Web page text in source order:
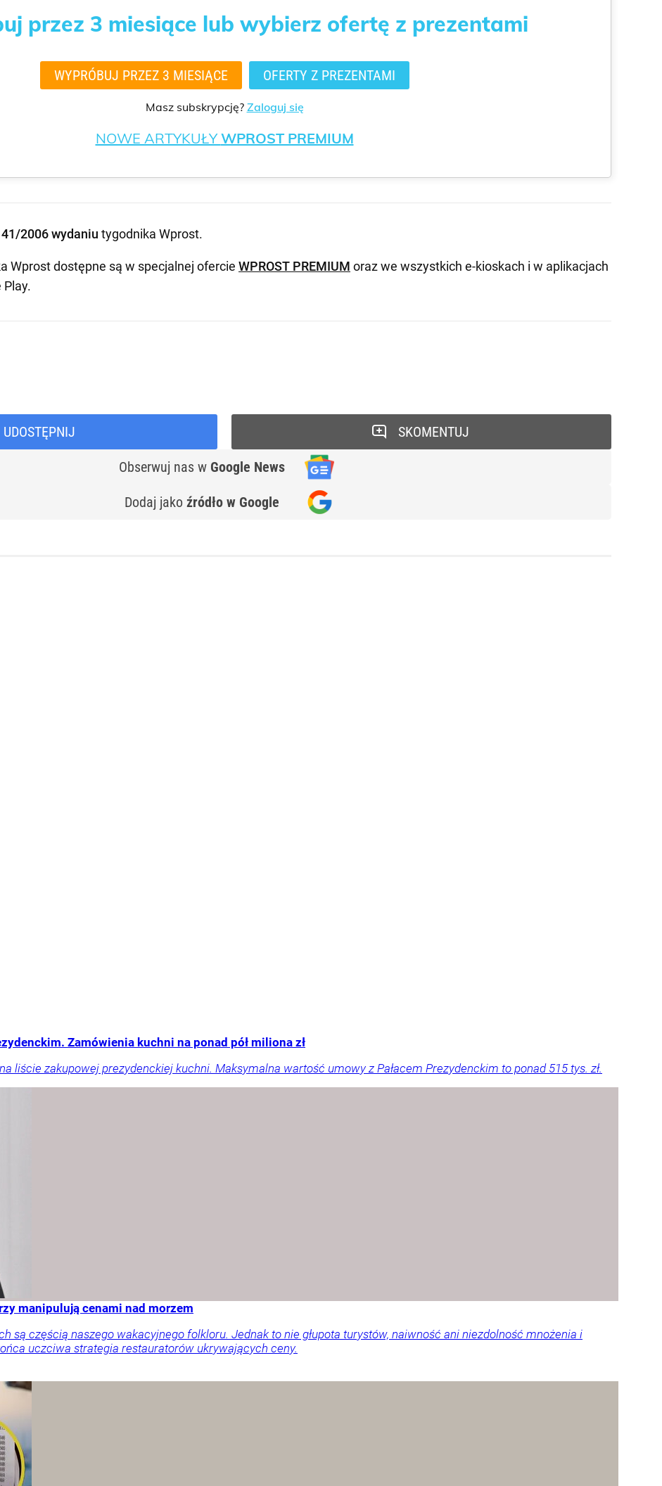
przez 3 miesiące lub wybierz ofertę z prezentami
WYPRÓBUJ PRZEZ 3 MIESIĄCE OFERTY Z PREZENTAMI
Masz subskrypcję? Zaloguj się
NOWE ARTYKUŁYWPROST PREMIUM
41/2006 wydaniu tygodnika Wprost.
Wprost dostępne są w specjalnej ofercie WPROST PREMIUM oraz we wszystkich e-kioskach i w aplikacjach
Play.
UDOSTĘPNIJ
Obserwuj nas w Google News
Dodaj jako źródło w Google
SKOMENTUJ
Zamówienia kuchni na ponad pół miliona zł
liście zakupowej prezydenckiej kuchni. Maksymalna wartość umowy z Pałacem Prezydenckim to ponad 515 tys. zł.
manipulują cenami nad morzem
są częścią naszego wakacyjnego folkloru. Jednak to nie głupota turystów, naiwność ani niezdolność mnożenia i
uczciwa strategia restauratorów ukrywających ceny.